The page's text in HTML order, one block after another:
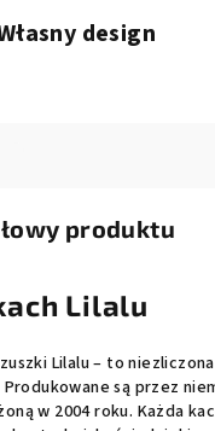
design
produktu
Lilalu
Lilalu – to
są przez
w 2004 roku. Każda